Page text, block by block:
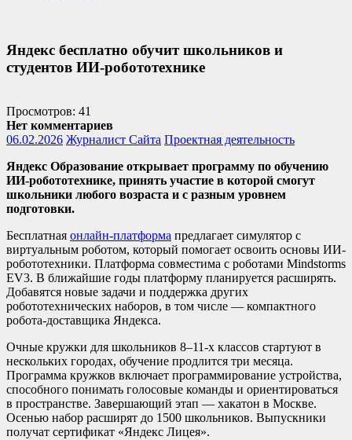
Яндекс бесплатно обучит школьников и
студентов ИИ-робототехнике
Просмотров: 41
Нет комментариев
06.02.2026 Журналист Сайта Проектная деятельность
Яндекс Образование открывает программу по обучению
ИИ-робототехнике, принять участие в которой смогут
школьники любого возраста и с разным уровнем
подготовки.
Бесплатная онлайн-платформа предлагает симулятор с
виртуальным роботом, который помогает освоить основы ИИ-
робототехники. Платформа совместима с роботами Mindstorms
EV3. В ближайшие годы платформу планируется расширять.
Добавятся новые задачи и поддержка других
робототехнических наборов, в том числе — компактного
робота-доставщика Яндекса.
Очные кружки для школьников 8–11-х классов стартуют в
нескольких городах, обучение продлится три месяца.
Программа кружков включает программирование устройства,
способного понимать голосовые команды и ориентироваться
в пространстве. Завершающий этап — хакатон в Москве.
Осенью набор расширят до 1500 школьников. Выпускники
получат сертификат «Яндекс Лицея».